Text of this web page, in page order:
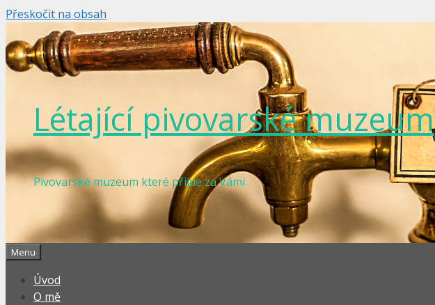
Přeskočit na obsah
Létající pivovarské muzeum
Pivovarské muzeum které přijde za Vámi
Menu
Úvod
O mě